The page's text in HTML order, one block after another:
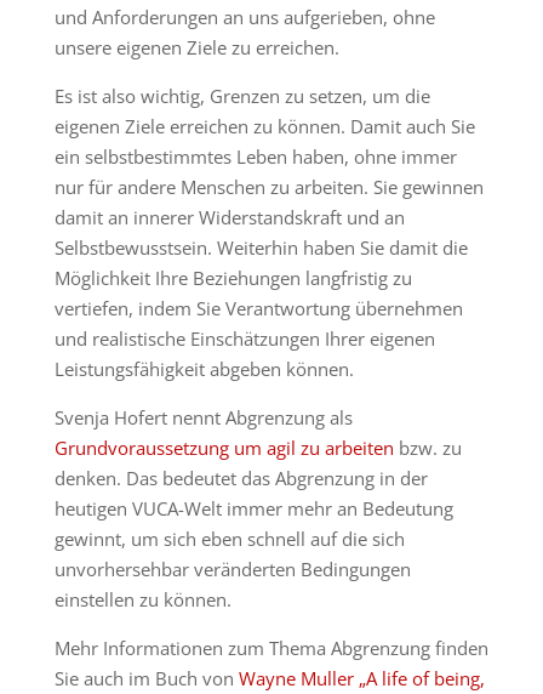
und Anforderungen an uns aufgerieben, ohne
unsere eigenen Ziele zu erreichen.
Es ist also wichtig, Grenzen zu setzen, um die
eigenen Ziele erreichen zu können. Damit auch Sie
ein selbstbestimmtes Leben haben, ohne immer
nur für andere Menschen zu arbeiten. Sie gewinnen
damit an innerer Widerstandskraft und an
Selbstbewusstsein. Weiterhin haben Sie damit die
Möglichkeit Ihre Beziehungen langfristig zu
vertiefen, indem Sie Verantwortung übernehmen
und realistische Einschätzungen Ihrer eigenen
Leistungsfähigkeit abgeben können.
Svenja Hofert nennt Abgrenzung als
Grundvoraussetzung um agil zu arbeiten bzw. zu
denken. Das bedeutet das Abgrenzung in der
heutigen VUCA-Welt immer mehr an Bedeutung
gewinnt, um sich eben schnell auf die sich
unvorhersehbar veränderten Bedingungen
einstellen zu können.
Mehr Informationen zum Thema Abgrenzung finden
Sie auch im Buch von Wayne Muller „A life of being,